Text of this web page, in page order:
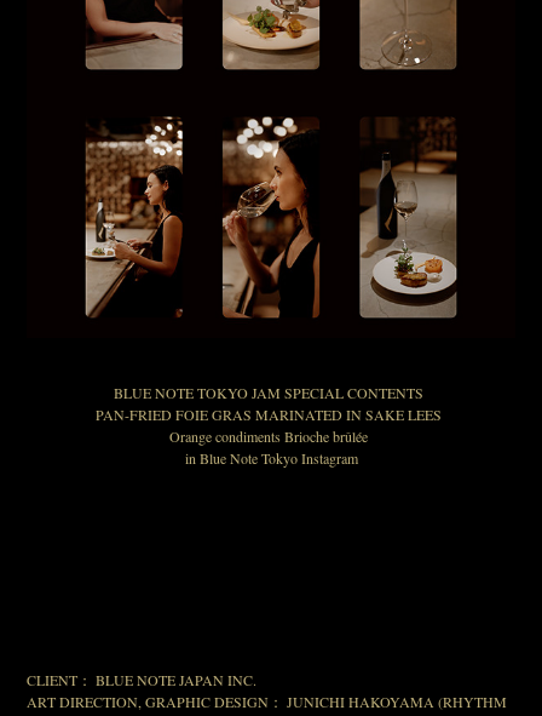
BLUE NOTE TOKYO JAM SPECIAL CONTENTS
PAN-FRIED FOIE GRAS MARINATED IN SAKE LEES
Orange condiments Brioche brûlée
in Blue Note Tokyo Instagram
CLIENT： BLUE NOTE JAPAN INC.
ART DIRECTION, GRAPHIC DESIGN： JUNICHI HAKOYAMA (RHYTHM